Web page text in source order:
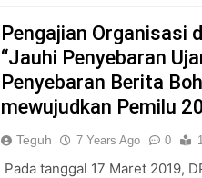
Pengajian Organisasi
“Jauhi Penyebaran
Penyebaran Berita
mewujudkan Pemilu
Teguh 7 Years Ago 0
Pada tanggal 17 Maret 2019,